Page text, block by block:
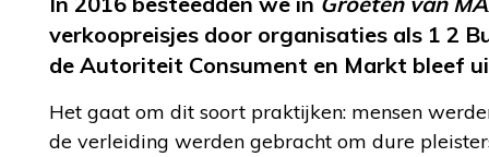
verkoopreisjes door organisaties als 1 2
de Autoriteit Consument en Markt bleef
Het gaat om dit soort praktijken: mensen
de verleiding werden gebracht om dure